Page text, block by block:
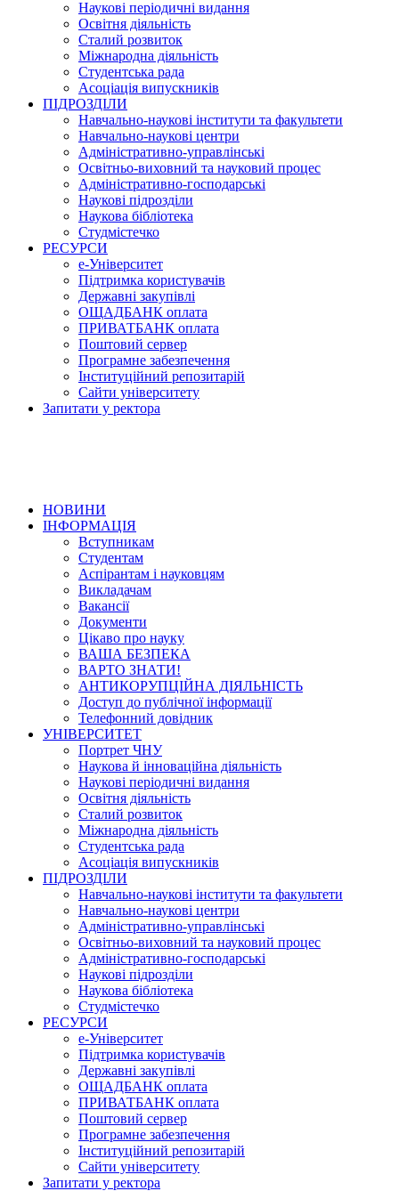
Наукові періодичні видання
Освітня діяльність
Сталий розвиток
Міжнародна діяльність
Студентська рада
Асоціація випускників
ПІДРОЗДІЛИ
Навчально-наукові інститути та факультети
Навчально-наукові центри
Адміністративно-управлінські
Освітньо-виховний та науковий процес
Адміністративно-господарські
Наукові підрозділи
Наукова бібліотека
Студмістечко
РЕСУРСИ
е-Університет
Підтримка користувачів
Державні закупівлі
ОЩАДБАНК оплата
ПРИВАТБАНК оплата
Поштовий сервер
Програмне забезпечення
Інституційний репозитарій
Сайти університету
Запитати у ректора
НОВИНИ
ІНФОРМАЦІЯ
Вступникам
Студентам
Аспірантам і науковцям
Викладачам
Вакансії
Документи
Цікаво про науку
ВАША БЕЗПЕКА
ВАРТО ЗНАТИ!
АНТИКОРУПЦІЙНА ДІЯЛЬНІСТЬ
Доступ до публічної інформації
Телефонний довідник
УНІВЕРСИТЕТ
Портрет ЧНУ
Наукова й інноваційна діяльність
Наукові періодичні видання
Освітня діяльність
Сталий розвиток
Міжнародна діяльність
Студентська рада
Асоціація випускників
ПІДРОЗДІЛИ
Навчально-наукові інститути та факультети
Навчально-наукові центри
Адміністративно-управлінські
Освітньо-виховний та науковий процес
Адміністративно-господарські
Наукові підрозділи
Наукова бібліотека
Студмістечко
РЕСУРСИ
е-Університет
Підтримка користувачів
Державні закупівлі
ОЩАДБАНК оплата
ПРИВАТБАНК оплата
Поштовий сервер
Програмне забезпечення
Інституційний репозитарій
Сайти університету
Запитати у ректора